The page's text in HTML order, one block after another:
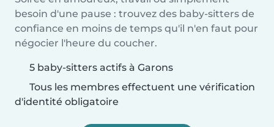
besoin d'une pause : trouvez des baby-sitters de
confiance en moins de temps qu'il n'en faut pour
négocier l'heure du coucher.
5 baby-sitters actifs à Garons
Tous les membres effectuent une vérification
d'identité obligatoire